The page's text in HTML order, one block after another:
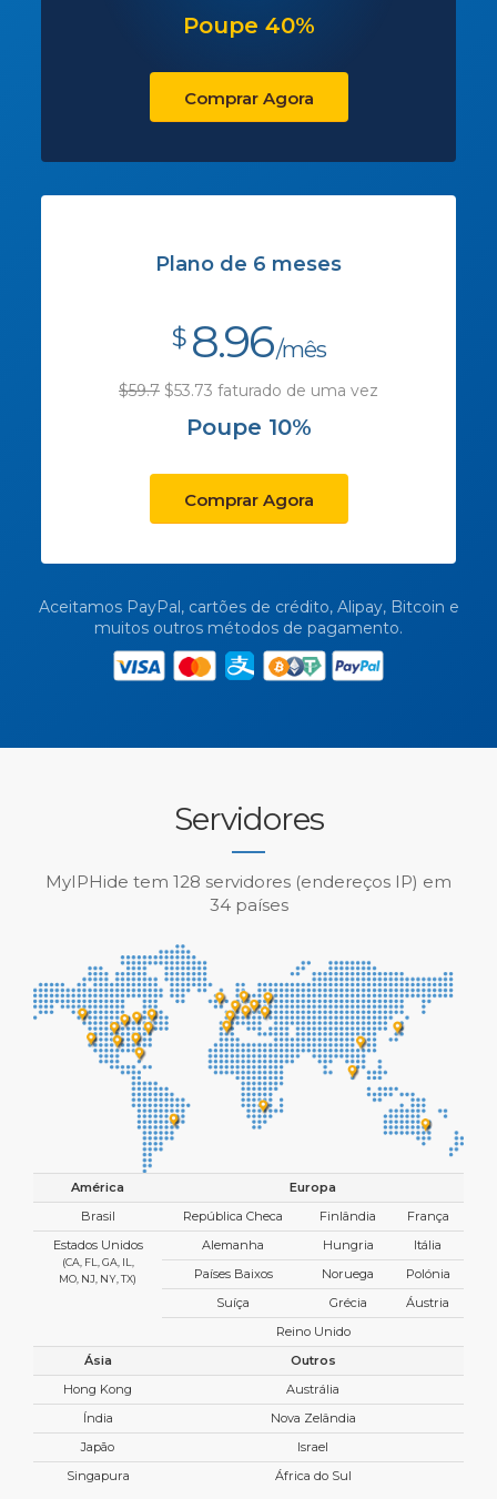
Poupe 40%
Comprar Agora
Plano de 6 meses
$ 8.96/mês
$59.7 $53.73 faturado de uma vez
Poupe 10%
Comprar Agora
Aceitamos PayPal, cartões de crédito, Alipay, Bitcoin e
muitos outros métodos de pagamento.
Servidores
MyIPHide tem 128 servidores (endereços IP) em
34 países
América
Europa
Brasil
República Checa Finlândia
França
Estados Unidos
(CA, FL, GA, IL,
MO, NJ, NY, TX)
Alemanha Hungria
Itália
Países Baixos
Noruega
Polónia
Suíça
Grécia
Áustria
Reino Unido
Ásia
Outros
Hong Kong
Austrália
Índia
Nova Zelândia
Japão
Israel
Singapura
África do Sul